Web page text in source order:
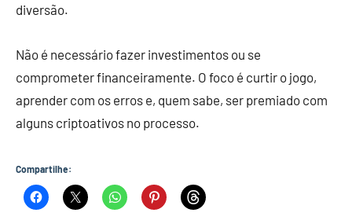
diversão.
Não é necessário fazer investimentos ou se
comprometer financeiramente. O foco é curtir o jogo,
aprender com os erros e, quem sabe, ser premiado com
alguns criptoativos no processo.
Compartilhe: